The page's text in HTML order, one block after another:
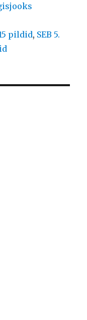
pildid, SEB 5.